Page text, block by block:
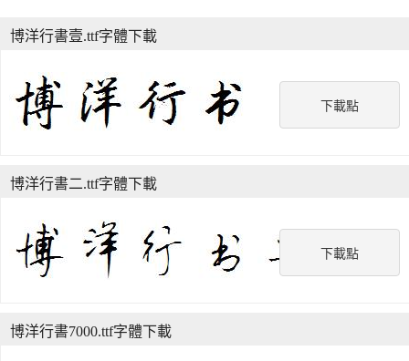
下載點
博洋行書壹.ttf字體下載
下載點
博洋行書二.ttf字體下載
博洋行書7000.ttf字體下載